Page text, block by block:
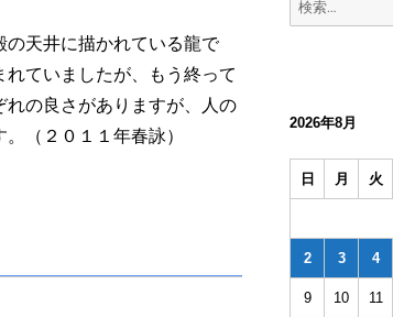
の天井に描かれている龍で
ていましたが、もう終って
の良さがありますが、人の
（２０１１年春詠）
2026年8月
日 月 火
2 3 4
9 10 11